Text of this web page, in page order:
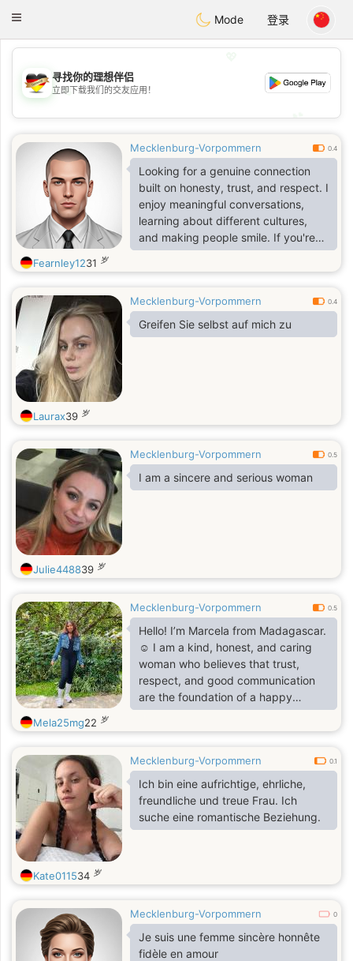
Dating
Toggle
Mode 登录
💖
💕
寻找你的理想伴侣
立即下载我们的交友应用！
Mecklenburg-Vorpommern 0.4
Looking for a genuine connection
built on honesty, trust, and respect. I
enjoy meaningful conversations,
learning about different cultures,
and making people smile. If you're
kind, loyal, and ready for something
real, I'd love to get to know you.
Fearnley1231 岁
Mecklenburg-Vorpommern 0.4
Greifen Sie selbst auf mich zu
Laurax39 岁
Mecklenburg-Vorpommern 0.5
I am a sincere and serious woman
Julie448839 岁
Mecklenburg-Vorpommern 0.5
Hello! I’m Marcela from Madagascar.
☺️ I am a kind, honest, and caring
woman who believes that trust,
respect, and good communication
are the foundation of a happy
relationship.❤️ I enjoy nature, the
beach, traveling, and learning new
who is serious about building a long-
term relationship that could lead to
marriage. If you are sincere, loyal,
and ready to get to know each other
step by step, I’d be happy to hear
Mela25mg22 岁
Mecklenburg-Vorpommern 0.1
Ich bin eine aufrichtige, ehrliche,
freundliche und treue Frau. Ich
suche eine romantische Beziehung.
Kate011534 岁
Mecklenburg-Vorpommern 0
Je suis une femme sincère honnête
fidèle en amour